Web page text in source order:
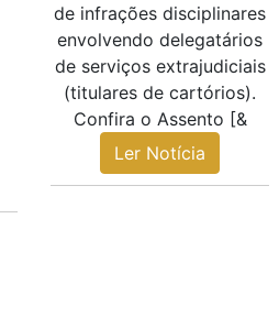
de infrações disciplinares
envolvendo delegatários
de serviços extrajudiciais
(titulares de cartórios).
Confira o Assento [&
Ler Notícia